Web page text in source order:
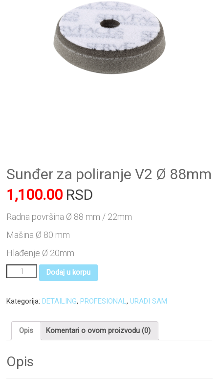
Sunđer za poliranje V2 Ø 88mm
1,100.00 RSD
Radna površina Ø 88 mm / 22mm
Mašina Ø 80 mm
Hlađenje Ø 20mm
Dodaj u korpu
Kategorija:DETAILING,PROFESIONAL,URADI SAM
Opis Komentari o ovom proizvodu (0)
Opis